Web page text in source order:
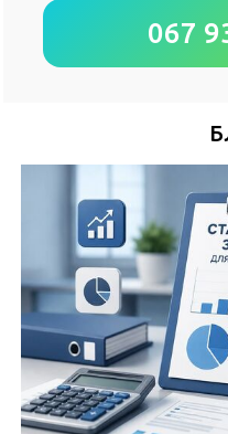
Удобное время для
Поля, отмеченные знаком*
Нажимая кнопку Отправить Вы
соглашением
067